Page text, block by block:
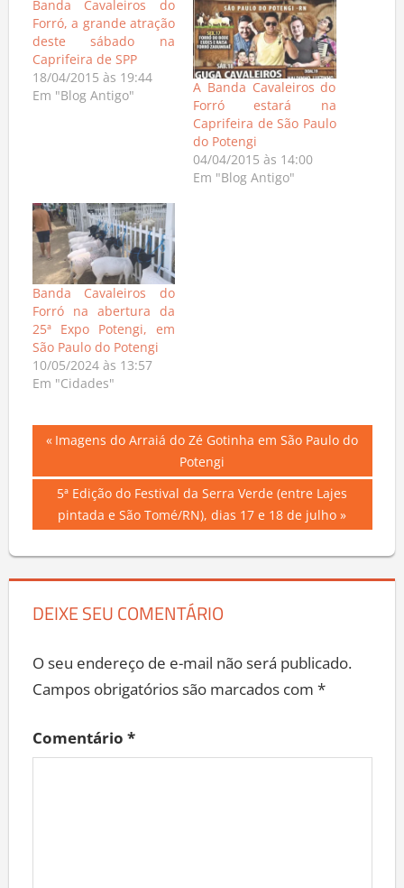
Banda Cavaleiros do
Forró, a grande atração
deste sábado na
Caprifeira de SPP
18/04/2015 às 19:44
Em "Blog Antigo"
A Banda Cavaleiros do
Forró estará na
Caprifeira de São Paulo
do Potengi
04/04/2015 às 14:00
Em "Blog Antigo"
Banda Cavaleiros do
Forró na abertura da
25ª Expo Potengi, em
São Paulo do Potengi
10/05/2024 às 13:57
Em "Cidades"
Navegação
de
Post
Previous
Imagens do Arraiá do Zé Gotinha em São Paulo do
Potengi
Next
Post:
5ª Edição do Festival da Serra Verde (entre Lajes
pintada e São Tomé/RN), dias 17 e 18 de julho
DEIXE SEU COMENTÁRIO
O seu endereço de e-mail não será publicado.
Campos obrigatórios são marcados com *
Comentário *